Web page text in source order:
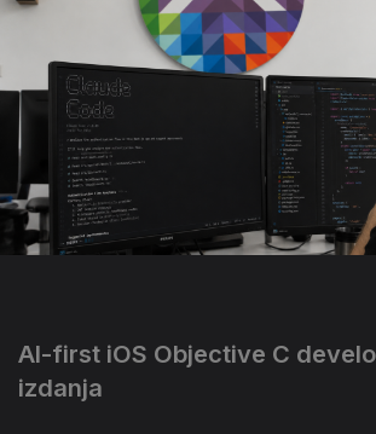
AI-first iOS Objective C
izdanja